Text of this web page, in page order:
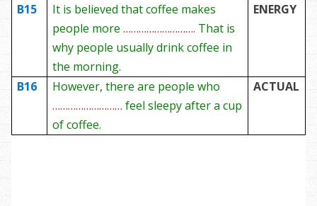
B15
It is believed that coffee makes
people more………………………. That is
why people usually drink coffee in
the morning.
ENERGY
B16
However, there are people who
……………………… feel sleepy after a cup
of coffee.
ACTUAL